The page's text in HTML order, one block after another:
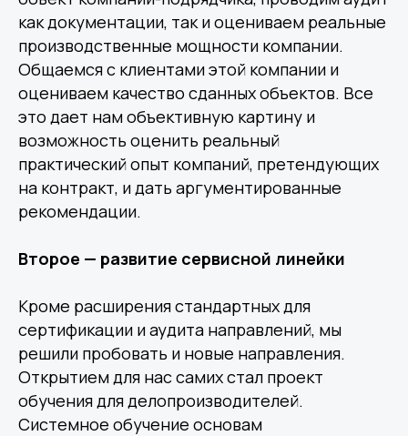
как документации, так и оцениваем реальные
производственные мощности компании.
Общаемся с клиентами этой компании и
оцениваем качество сданных объектов. Все
это дает нам объективную картину и
возможность оценить реальный
практический опыт компаний, претендующих
на контракт, и дать аргументированные
рекомендации.
Второе — развитие сервисной линейки
Кроме расширения стандартных для
сертификации и аудита направлений, мы
решили пробовать и новые направления.
Открытием для нас самих стал проект
обучения для делопроизводителей.
Системное обучение основам